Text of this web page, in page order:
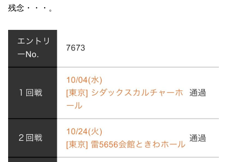
残念・・・。